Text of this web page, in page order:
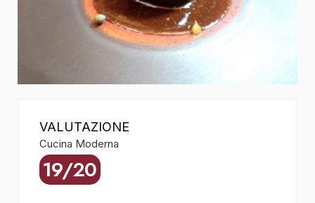
VALUTAZIONE
Cucina Moderna
19/20